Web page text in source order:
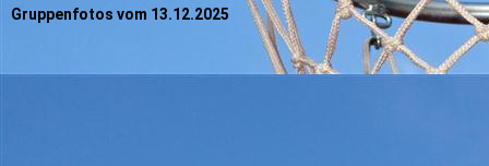
Gruppenfotos vom 13.12.2025